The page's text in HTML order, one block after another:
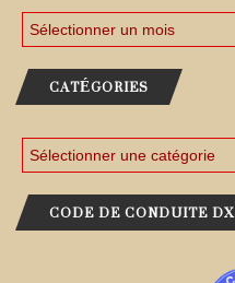
CATÉGORIES
CODE DE CONDUITE DX